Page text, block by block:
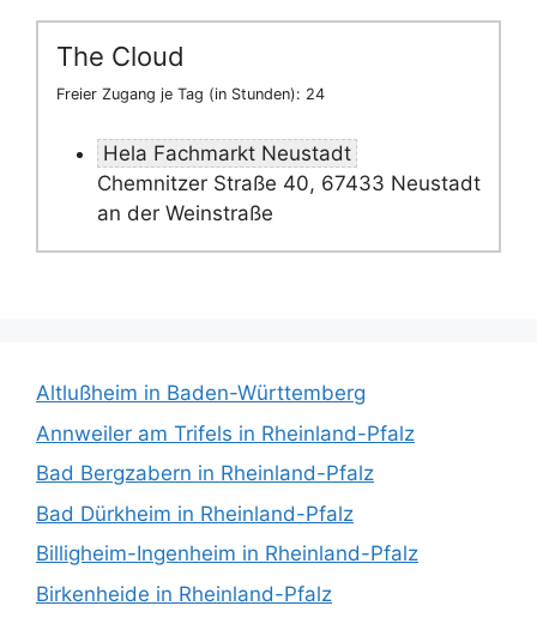
The Cloud
Freier Zugang je Tag (in Stunden): 24
Hela Fachmarkt Neustadt
Chemnitzer Straße 40, 67433 Neustadt
an der Weinstraße
Altlußheim in Baden-Württemberg
Annweiler am Trifels in Rheinland-Pfalz
Bad Bergzabern in Rheinland-Pfalz
Bad Dürkheim in Rheinland-Pfalz
Billigheim-Ingenheim in Rheinland-Pfalz
Birkenheide in Rheinland-Pfalz